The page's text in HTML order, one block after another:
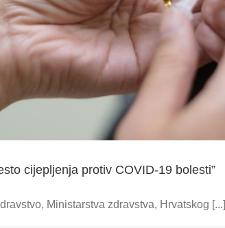
cijepljenja protiv COVID-19 bolesti”
Ministarstva zdravstva, Hrvatskog [...]